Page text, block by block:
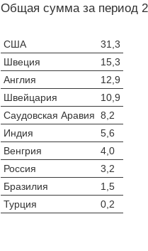
Общая сумма за период
США
31,3
Швеция
15,3
Англия
12,9
Швейцария
10,9
Саудовская Аравия 8,2
Индия
5,6
Венгрия
4,0
Россия
3,2
Бразилия
1,5
Турция
0,2